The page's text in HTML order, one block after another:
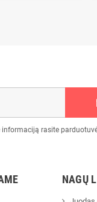
rasite
NAGŲ